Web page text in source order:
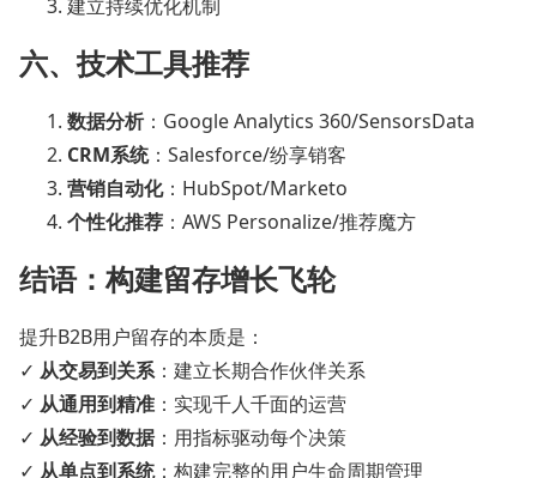
建立持续优化机制
六、技术工具推荐
数据分析：Google Analytics 360/SensorsData
CRM系统：Salesforce/纷享销客
营销自动化：HubSpot/Marketo
个性化推荐 ：AWS Personalize/推荐魔方
结语：构建留存增长飞轮
提升B2B用户留存的本质是：
✓ ​ 从交易到关系：建立长期合作伙伴关系
✓ ​ 从通用到精准 ：实现千人千面的运营
✓ ​ 从经验到数据：用指标驱动每个决策
✓ ​ 从单点到系统：构建完整的用户生命周期管理